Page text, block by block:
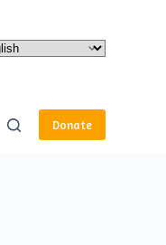
Donate